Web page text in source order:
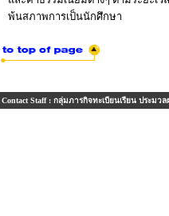
พ้นสภาพการเป็นนักศึกษา
Contact Staff : กลุ่มภารกิจทะเบียนเรียน ประมวล